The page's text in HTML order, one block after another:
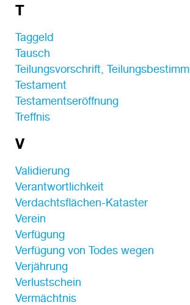
T
Taggeld
Tausch
Teilungsvorschrift,
Testament
Testamentseröffnung
Treffnis
V
Validierung
Verantwortlichkeit
Verdachtsflächen-Kataster
Verein
Verfügung
Verfügung von Todes wegen
Verjährung
Verlustschein
Vermächtnis